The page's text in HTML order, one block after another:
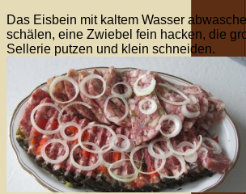
Das Eisbein mit kaltem Wasser
schälen, eine Zwiebel fein hacken, die
Sellerie putzen und klein schneiden.